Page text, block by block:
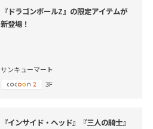
『ドラゴンボールZ』の限定アイテムが
新登場！
サンキューマート
3F
『インサイド・ヘッド』『三人の騎士』